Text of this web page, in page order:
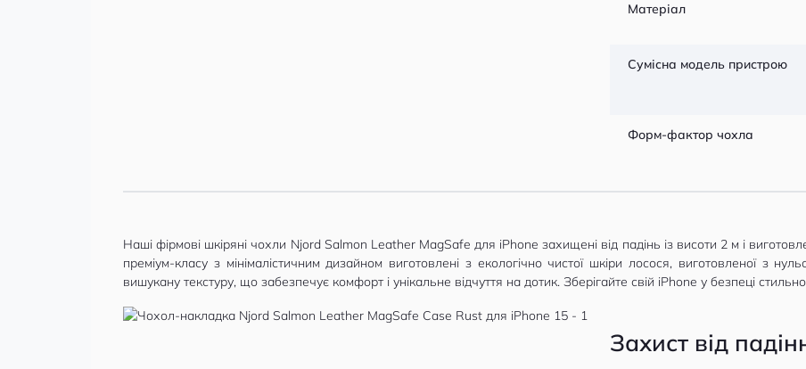
Матеріал
Сумісна модель пристрою
Форм-фактор чохла
Наші фірмові шкіряні чохли Njord Salmon Leather MagSafe для iPhone захищені від падінь із висоти 2 м і
преміум-класу з мінімалістичним дизайном виготовлені з екологічно чистої шкіри лосося, виготовленої з
вишукану текстуру, що забезпечує комфорт і унікальне відчуття на дотик. Зберігайте свій iPhone у безпеці
Захист від